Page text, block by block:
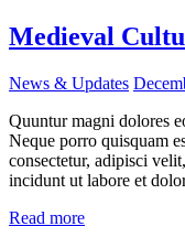
Medieval
News & Updates
Quuntur magni dolores
Neque porro quisquam
consectetur, adipisci
incidunt ut labore et
Read more